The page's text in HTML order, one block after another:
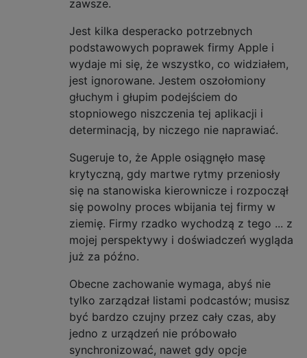
zawsze.
Jest kilka desperacko potrzebnych
podstawowych poprawek firmy Apple i
wydaje mi się, że wszystko, co widziałem,
jest ignorowane. Jestem oszołomiony
głuchym i głupim podejściem do
stopniowego niszczenia tej aplikacji i
determinacją, by niczego nie naprawiać.
Sugeruje to, że Apple osiągnęło masę
krytyczną, gdy martwe rytmy przeniosły
się na stanowiska kierownicze i rozpoczął
się powolny proces wbijania tej firmy w
ziemię. Firmy rzadko wychodzą z tego ... z
mojej perspektywy i doświadczeń wygląda
już za późno.
Obecne zachowanie wymaga, abyś nie
tylko zarządzał listami podcastów; musisz
być bardzo czujny przez cały czas, aby
jedno z urządzeń nie próbowało
synchronizować, nawet gdy opcje